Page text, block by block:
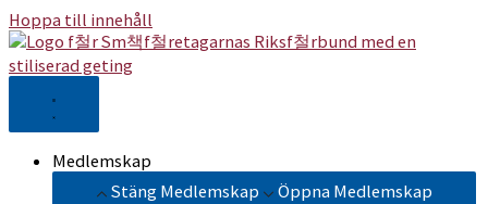
Hoppa till innehåll
Medlemskap
Stäng Medlemskap
Öppna Medlemskap